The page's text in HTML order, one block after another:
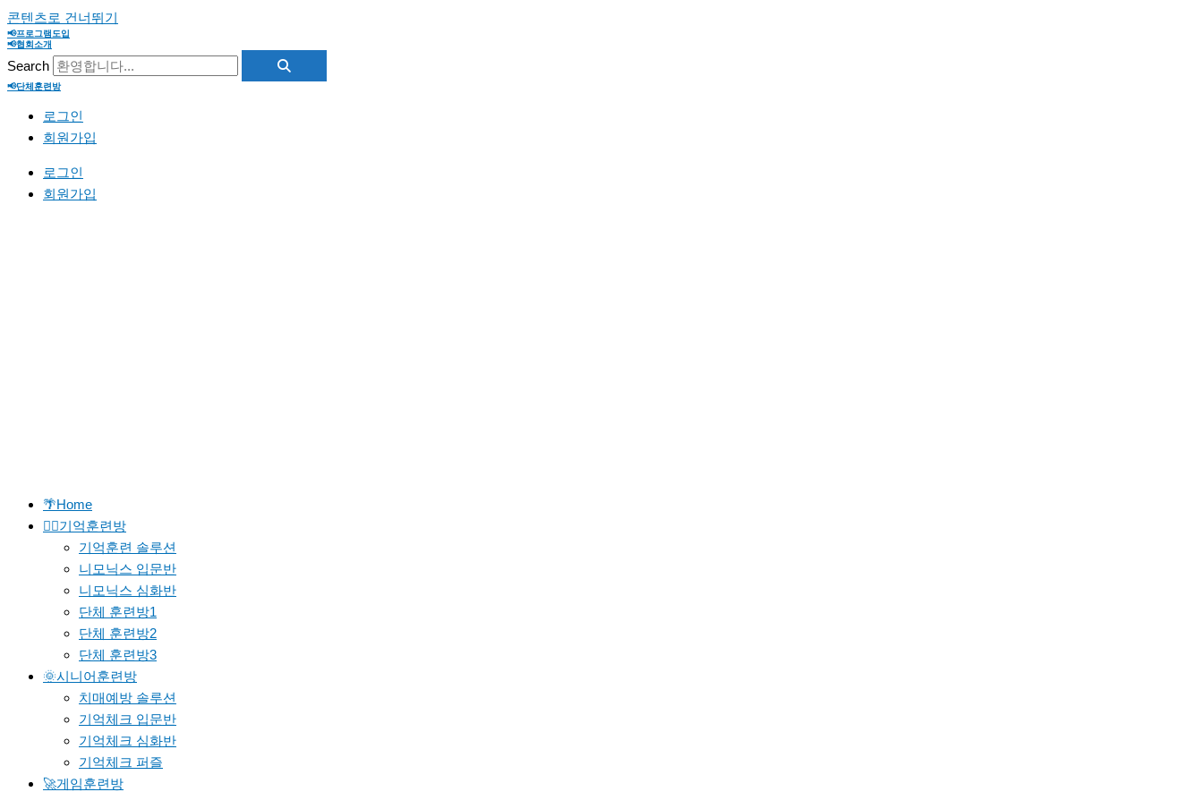
콘텐츠로 건너뛰기
📢프로그램도입
📢협회소개
Search
📢단체훈련방
로그인
회원가입
로그인
회원가입
🌴Home
🐱‍🚀기억훈련방
기억훈련 솔루션
니모닉스 입문반
니모닉스 심화반
단체 훈련방1
단체 훈련방2
단체 훈련방3
🌞시니어훈련방
치매예방 솔루션
기억체크 입문반
기억체크 심화반
기억체크 퍼즐
🚀게임훈련방